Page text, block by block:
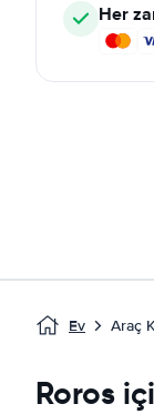
Her
Ev Araç
Roros